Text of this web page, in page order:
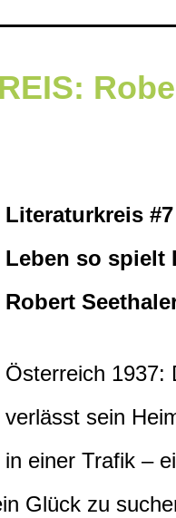
Literaturkreis
Leben so spielt
Robert
Österreich 1937:
verlässt sein
in einer Trafik –
Glück zu